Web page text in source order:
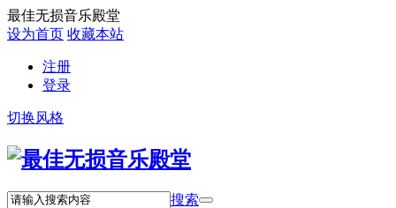
最佳无损音乐殿堂
设为首页 收藏本站
注册
登录
切换风格
搜索